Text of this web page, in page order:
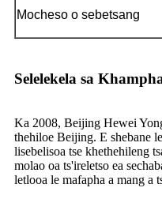
Mocheso o sebetsang
Selelekela sa
Ka 2008, Beijing Hewei
thehiloe Beijing. E shebane
lisebelisoa tse khethehileng
molao oa ts'ireletso ea
letlooa le mafapha a mang a